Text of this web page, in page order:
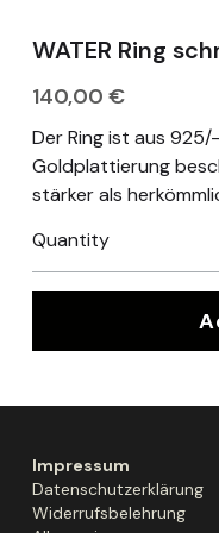
Deutsch
WATER Ring
140,00 €
Der Ring ist aus
Goldplattierung
stärker als
Quantity
Impressum
Datenschutzerklärung
Widerrufsbelehrung